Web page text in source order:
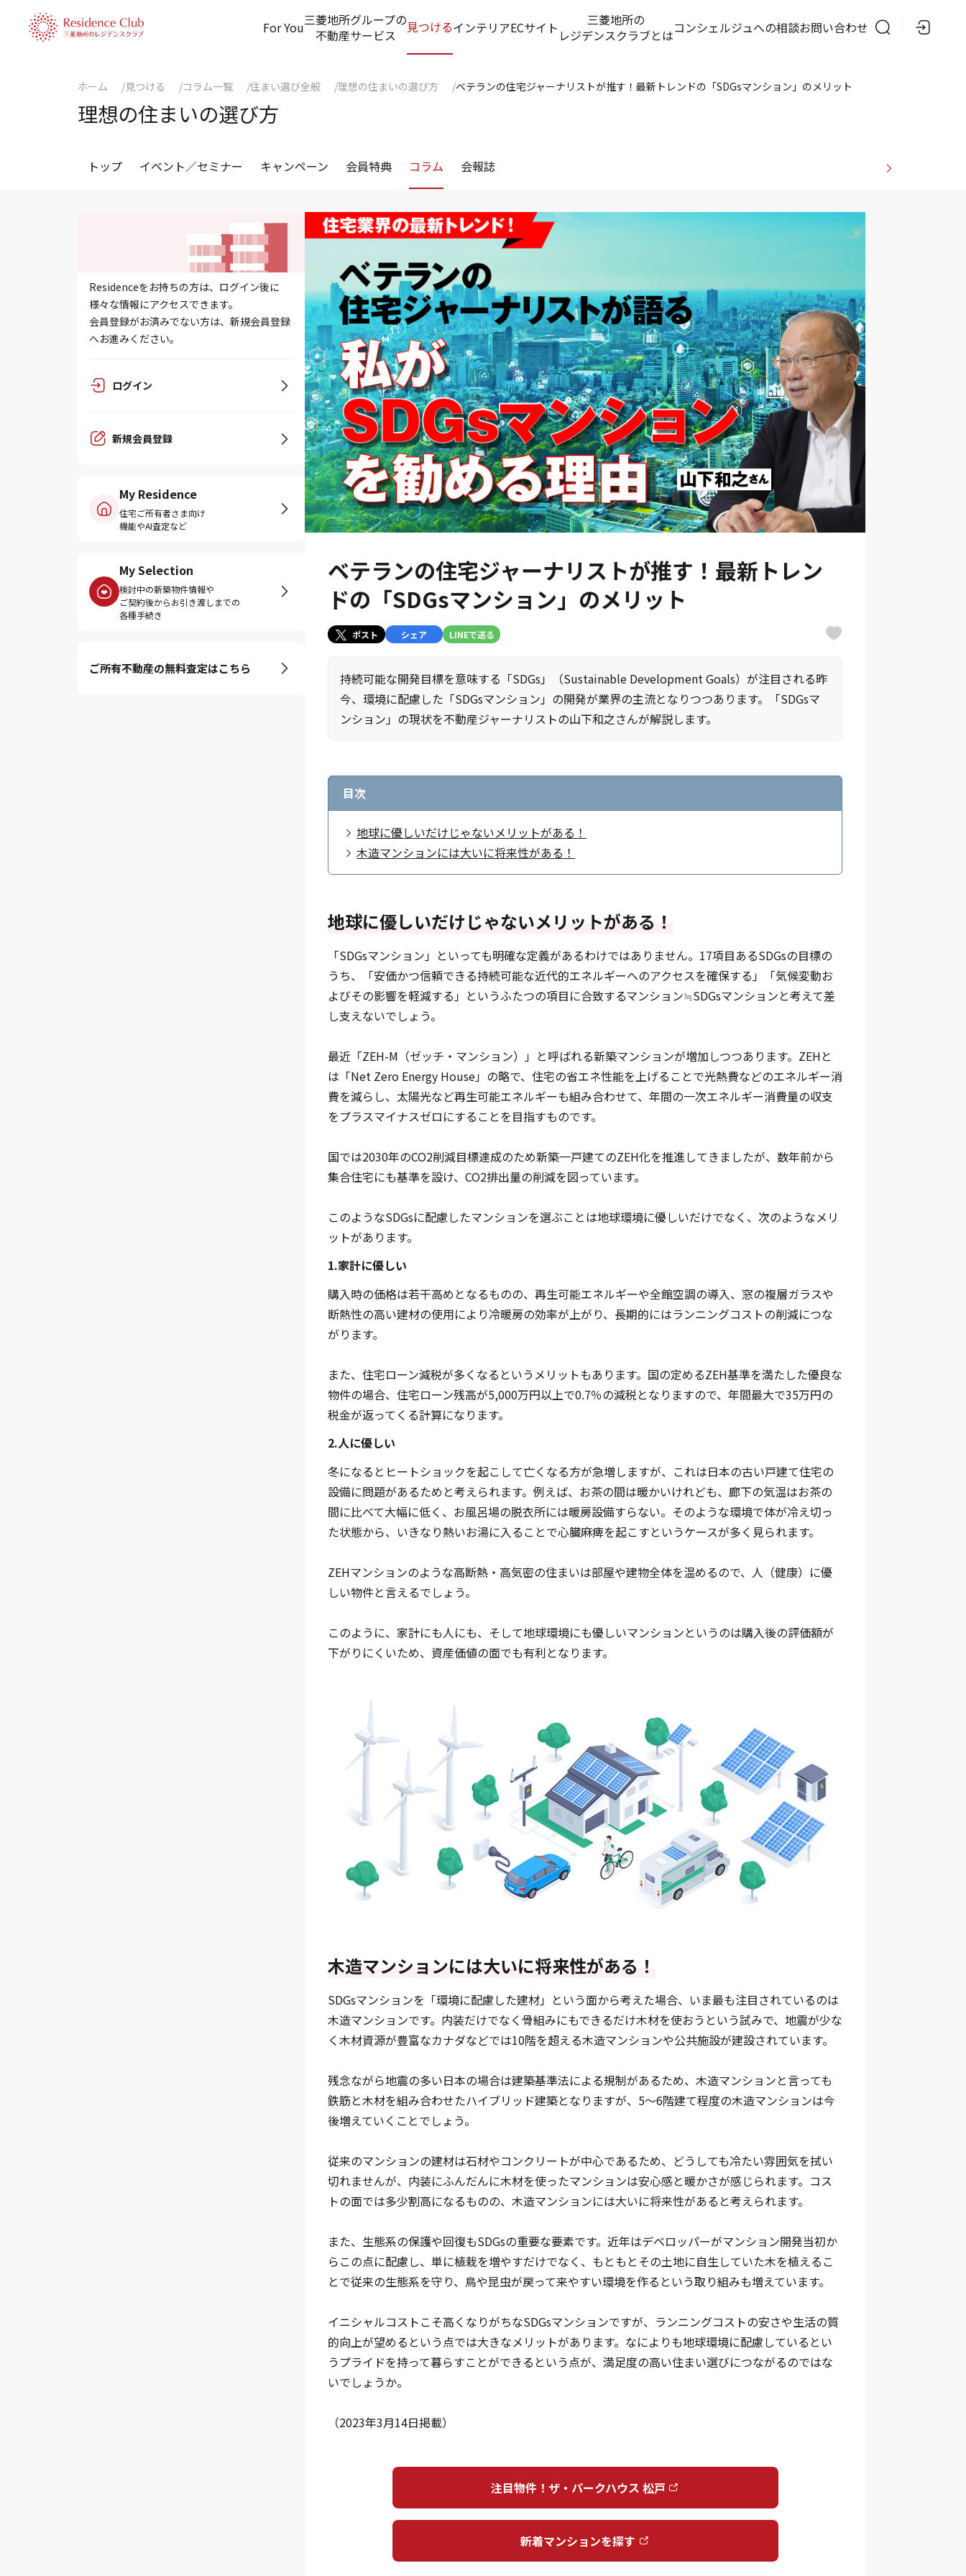
For You三菱地所グループの
不動産サービス
見つけるインテリアECサイト
三菱地所の
レジデンスクラブとはコンシェルジュへの相談お問い合わせ
ホーム 見つける コラム一覧 住まい選び全般 理想の住まいの選び方 ベテランの住宅ジャーナリストが推す！最新トレンドの「SDGsマンション」のメリット
理想の住まいの選び方
トップ イベント／セミナー キャンペーン 会員特典 コラム 会報誌
Residenceをお持ちの方は、ログイン後に
様々な情報にアクセスできます。
会員登録がお済みでない方は、新規会員登録
へお進みください。
ログイン
新規会員登録
My Residence
住宅ご所有者さま向け
機能やAI査定など
My Selection
検討中の新築物件情報や
ご契約後からお引き渡しまでの
各種手続き
ご所有不動産の無料査定はこちら
ベテランの住宅ジャーナリストが推す！最新トレン
ドの「SDGsマンション」のメリット
ポスト シェア LINEで送る
持続可能な開発目標を意味する「SDGs」（Sustainable Development Goals）が注目される昨
今、環境に配慮した「SDGsマンション」の開発が業界の主流となりつつあります。「SDGsマ
ンション」の現状を不動産ジャーナリストの山下和之さんが解説します。
目次
地球に優しいだけじゃないメリットがある！
木造マンションには大いに将来性がある！
地球に優しいだけじゃないメリットがある！
「SDGsマンション」といっても明確な定義があるわけではありません。17項目あるSDGsの目標の
うち、「安価かつ信頼できる持続可能な近代的エネルギーへのアクセスを確保する」「気候変動お
よびその影響を軽減する」というふたつの項目に合致するマンション≒SDGsマンションと考えて差
し支えないでしょう。
最近「ZEH-M（ゼッチ・マンション）」と呼ばれる新築マンションが増加しつつあります。ZEHと
は「Net Zero Energy House」の略で、住宅の省エネ性能を上げることで光熱費などのエネルギー消
費を減らし、太陽光など再生可能エネルギーも組み合わせて、年間の一次エネルギー消費量の収支
をプラスマイナスゼロにすることを目指すものです。
国では2030年のCO2削減目標達成のため新築一戸建てのZEH化を推進してきましたが、数年前から
集合住宅にも基準を設け、CO2排出量の削減を図っています。
このようなSDGsに配慮したマンションを選ぶことは地球環境に優しいだけでなく、次のようなメリ
ットがあります。
1.家計に優しい
購入時の価格は若干高めとなるものの、再生可能エネルギーや全館空調の導入、窓の複層ガラスや
断熱性の高い建材の使用により冷暖房の効率が上がり、長期的にはランニングコストの削減につな
がります。
また、住宅ローン減税が多くなるというメリットもあります。国の定めるZEH基準を満たした優良な
物件の場合、住宅ローン残高が5,000万円以上で0.7％の減税となりますので、年間最大で35万円の
税金が返ってくる計算になります。
2.人に優しい
冬になるとヒートショックを起こして亡くなる方が急増しますが、これは日本の古い戸建て住宅の
設備に問題があるためと考えられます。例えば、お茶の間は暖かいけれども、廊下の気温はお茶の
間に比べて大幅に低く、お風呂場の脱衣所には暖房設備すらない。そのような環境で体が冷え切っ
た状態から、いきなり熱いお湯に入ることで心臓麻痺を起こすというケースが多く見られます。
ZEHマンションのような高断熱・高気密の住まいは部屋や建物全体を温めるので、人（健康）に優
しい物件と言えるでしょう。
このように、家計にも人にも、そして地球環境にも優しいマンションというのは購入後の評価額が
下がりにくいため、資産価値の面でも有利となります。
木造マンションには大いに将来性がある！
SDGsマンションを「環境に配慮した建材」という面から考えた場合、いま最も注目されているのは
木造マンションです。内装だけでなく骨組みにもできるだけ木材を使おうという試みで、地震が少な
く木材資源が豊富なカナダなどでは10階を超える木造マンションや公共施設が建設されています。
残念ながら地震の多い日本の場合は建築基準法による規制があるため、木造マンションと言っても
鉄筋と木材を組み合わせたハイブリッド建築となりますが、5～6階建て程度の木造マンションは今
後増えていくことでしょう。
従来のマンションの建材は石材やコンクリートが中心であるため、どうしても冷たい雰囲気を拭い
切れませんが、内装にふんだんに木材を使ったマンションは安心感と暖かさが感じられます。コス
トの面では多少割高になるものの、木造マンションには大いに将来性があると考えられます。
また、生態系の保護や回復もSDGsの重要な要素です。近年はデベロッパーがマンション開発当初か
らこの点に配慮し、単に植栽を増やすだけでなく、もともとその土地に自生していた木を植えるこ
とで従来の生態系を守り、鳥や昆虫が戻って来やすい環境を作るという取り組みも増えています。
イニシャルコストこそ高くなりがちなSDGsマンションですが、ランニングコストの安さや生活の質
的向上が望めるという点では大きなメリットがあります。なによりも地球環境に配慮しているとい
うプライドを持って暮らすことができるという点が、満足度の高い住まい選びにつながるのではな
いでしょうか。
（2023年3月14日掲載）
注目物件！ザ・パークハウス 松戸
新着マンションを探す